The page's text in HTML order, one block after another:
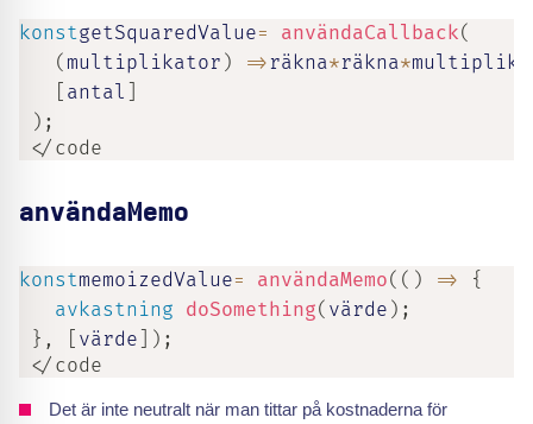
konstgetSquaredValue= användaCallback(
( multiplikator ) =>räkna*räkna*
antal
) ;
</code
användaMemo
konstmemoizedValue= användaMemo( ( ) =>
{
avkastning doSomething( värde ) ;
} , värde ) ;
</code
Det är inte neutralt när man tittar på kostnaderna för